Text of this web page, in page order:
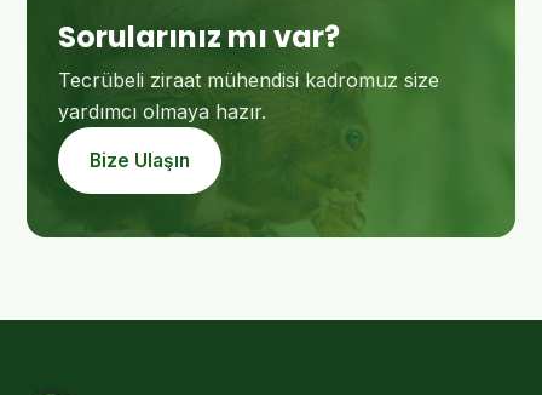
Sorularınız mı var?
Tecrübeli ziraat mühendisi kadromuz size
yardımcı olmaya hazır.
Bize Ulaşın